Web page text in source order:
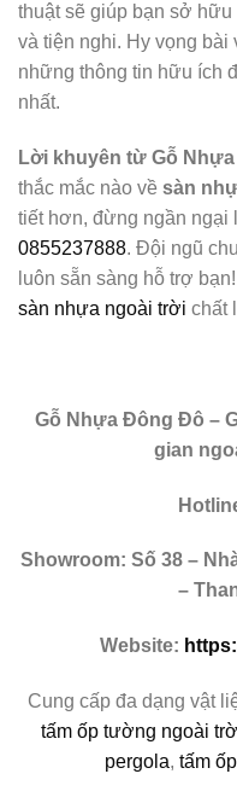
thuật sẽ giúp bạn sở
và tiện nghi. Hy vọng bài
những thông tin hữu ích
nhất.
Lời khuyên từ Gỗ
thắc mắc nào về sàn
tiết hơn, đừng ngần ngại
0855237888. Đội ngũ
luôn sẵn sàng hỗ trợ
sàn nhựa ngoài trời chất
Gỗ Nhựa Đông Đô –
gian
Showroom: Số 38 –
–
Website:
Cung cấp đa dạng vật
tấm ốp tường ngoài
pergola, tấm